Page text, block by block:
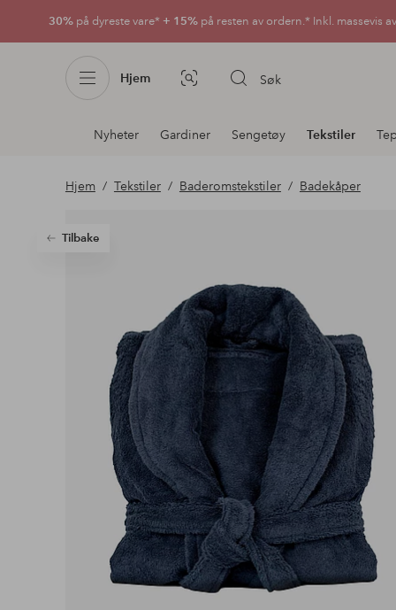
30% på dyreste vare* + 15% på resten av ordern.* Inkl. massevis
Hjem Bildesøk Søk
Avdelingsnavigering
Nyheter Gardiner Sengetøy Tekstiler
Hjem Tekstiler Baderomstekstiler Badekåper
Tilbake